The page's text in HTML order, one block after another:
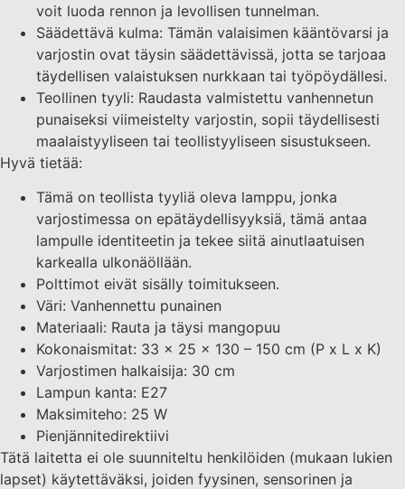
voit luoda rennon ja levollisen tunnelman.
Säädettävä kulma: Tämän valaisimen kääntövarsi ja
varjostin ovat täysin säädettävissä, jotta se tarjoaa
täydellisen valaistuksen nurkkaan tai työpöydällesi.
Teollinen tyyli: Raudasta valmistettu vanhennetun
punaiseksi viimeistelty varjostin, sopii täydellisesti
maalaistyyliseen tai teollistyyliseen sisustukseen.
Hyvä tietää:
Tämä on teollista tyyliä oleva lamppu, jonka
varjostimessa on epätäydellisyyksiä, tämä antaa
lampulle identiteetin ja tekee siitä ainutlaatuisen
karkealla ulkonäöllään.
Polttimot eivät sisälly toimitukseen.
Väri: Vanhennettu punainen
Materiaali: Rauta ja täysi mangopuu
Kokonaismitat: 33 x 25 x 130 – 150 cm (P x L x K)
Varjostimen halkaisija: 30 cm
Lampun kanta: E27
Maksimiteho: 25 W
Pienjännitedirektiivi
Tätä laitetta ei ole suunniteltu henkilöiden (mukaan lukien
lapset) käytettäväksi, joiden fyysinen, sensorinen ja